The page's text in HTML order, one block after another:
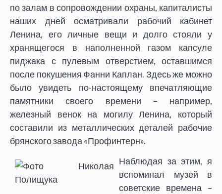
по залам в сопровождении охраны, капиталисты
наших дней осматривали рабочий кабинет
Ленина, его личные вещи и долго стояли у
хранящегося в наполненной газом капсуле
пиджака с пулевым отверстием, оставшимся
после покушения Фанни Каплан. Здесь же можно
было увидеть по-настоящему впечатляющие
памятники своего времени – например,
железный венок на могилу Ленина, который
составили из металлических деталей рабочие
брянского завода «Профинтерн».
Наблюдая за этим, я
вспоминал музей в
советские времена –